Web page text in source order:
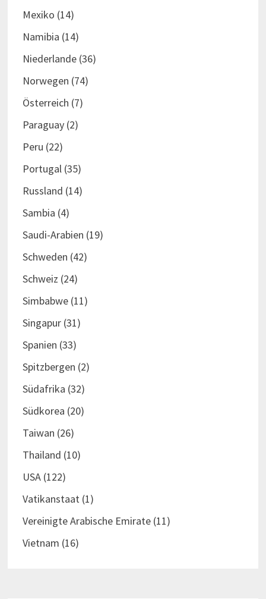
Mexiko (14)
Namibia (14)
Niederlande(36)
Norwegen (74)
Österreich (7)
Paraguay(2)
Peru (22)
Portugal (35)
Russland (14)
Sambia (4)
Saudi-Arabien (19)
Schweden (42)
Schweiz (24)
Simbabwe(11)
Singapur(31)
Spanien (33)
Spitzbergen (2)
Südafrika (32)
Südkorea (20)
Taiwan (26)
Thailand (10)
USA(122)
Vatikanstaat (1)
Vereinigte Arabische Emirate(11)
Vietnam (16)